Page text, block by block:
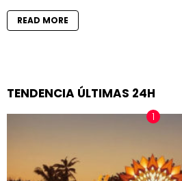
READ MORE
TENDENCIA ÚLTIMAS 24H